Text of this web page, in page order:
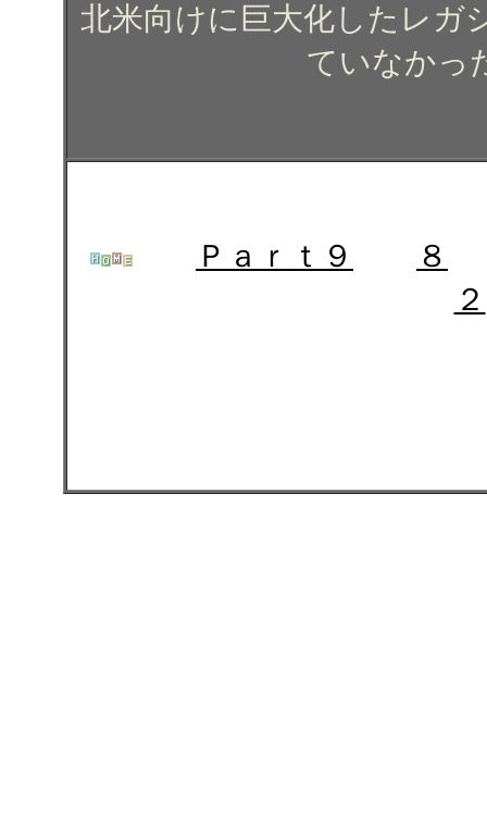
北米向けに巨大化したレガ
ていなかっ
Ｐａｒｔ９
８
２